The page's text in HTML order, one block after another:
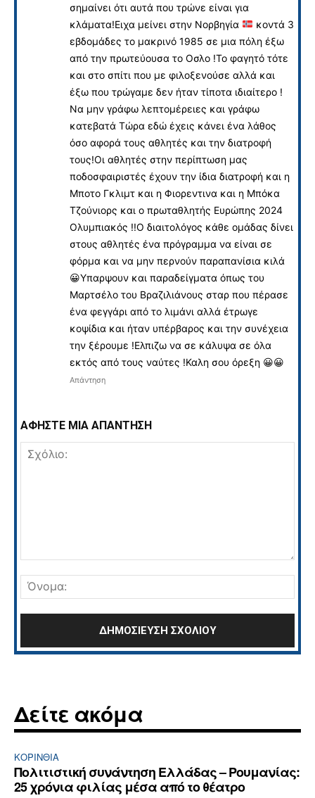
σημαίνει ότι αυτά που τρώνε είναι για
κλάματα!Ειχα μείνει στην Νορβηγία
κοντά 3
εβδομάδες το μακρινό 1985 σε μια πόλη έξω
από την πρωτεύουσα το Οσλο !Το φαγητό τότε
και στο σπίτι που με φιλοξενούσε αλλά και
έξω που τρώγαμε δεν ήταν τίποτα ιδιαίτερο !
Να μην γράφω λεπτομέρειες και γράφω
κατεβατά Τώρα εδώ έχεις κάνει ένα λάθος
όσο αφορά τους αθλητές και την διατροφή
τους!Οι αθλητές στην περίπτωση μας
ποδοσφαιριστές έχουν την ίδια διατροφή και η
Μποτο Γκλιμτ και η Φιορεντινα και η Μπόκα
Τζούνιορς και ο πρωταθλητής Ευρώπης 2024
Ολυμπιακός !!Ο διαιτολόγος κάθε ομάδας δίνει
στους αθλητές ένα πρόγραμμα να είναι σε
φόρμα και να μην περνούν παραπανίσια κιλά
😀Υπαρψουν και παραδείγματα όπως του
Μαρτσέλο του Βραζιλιάνους σταρ που πέρασε
ένα φεγγάρι από το λιμάνι αλλά έτρωγε
κοψίδια και ήταν υπέρβαρος και την συνέχεια
την ξέρουμε !Ελπιζω να σε κάλυψα σε όλα
εκτός από τους ναύτες !Καλη σου όρεξη 😀😀
Απάντηση
ΑΦΗΣΤΕ ΜΙΑ ΑΠΑΝΤΗΣΗ
Δείτε ακόμα
ΚΟΡΙΝΘΊΑ
Πολιτιστική συνάντηση Ελλάδας – Ρουμανίας:
25 χρόνια φιλίας μέσα από το θέατρο